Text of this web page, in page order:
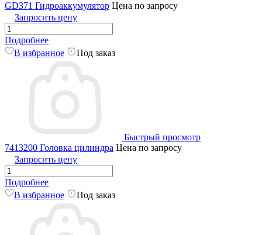
GD371 Гидроаккумулятор Цена по запросу
Запросить цену
Подробнее
В избранное
Под заказ
Быстрый просмотр
7413200 Головка цилиндра Цена по запросу
Запросить цену
Подробнее
В избранное
Под заказ